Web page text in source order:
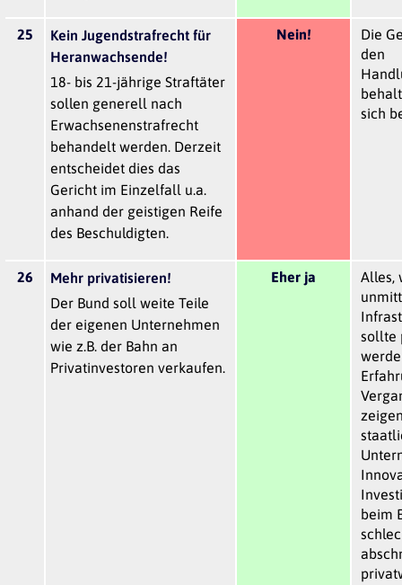
25
Kein Jugendstrafrecht für
Heranwachsende!
18- bis 21-jährige Straftäter
sollen generell nach
Erwachsenenstrafrecht
behandelt werden. Derzeit
entscheidet dies das
Gericht im Einzelfall u.a.
anhand der geistigen Reife
des Beschuldigten.
Nein!
Die
den
sich
26
Mehr privatisieren!
Der Bund soll weite Teile
der eigenen Unternehmen
wie z.B. der Bahn an
Privatinvestoren verkaufen.
Eher ja
Alles,
sollte
beim